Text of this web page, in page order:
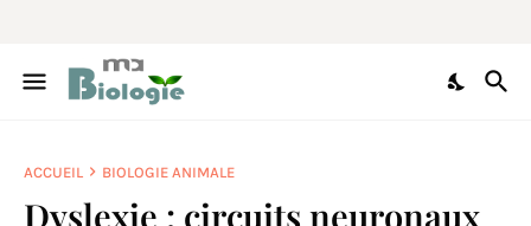
ACCUEIL BIOLOGIE ANIMALE
Dyslexie : circuits neuronaux